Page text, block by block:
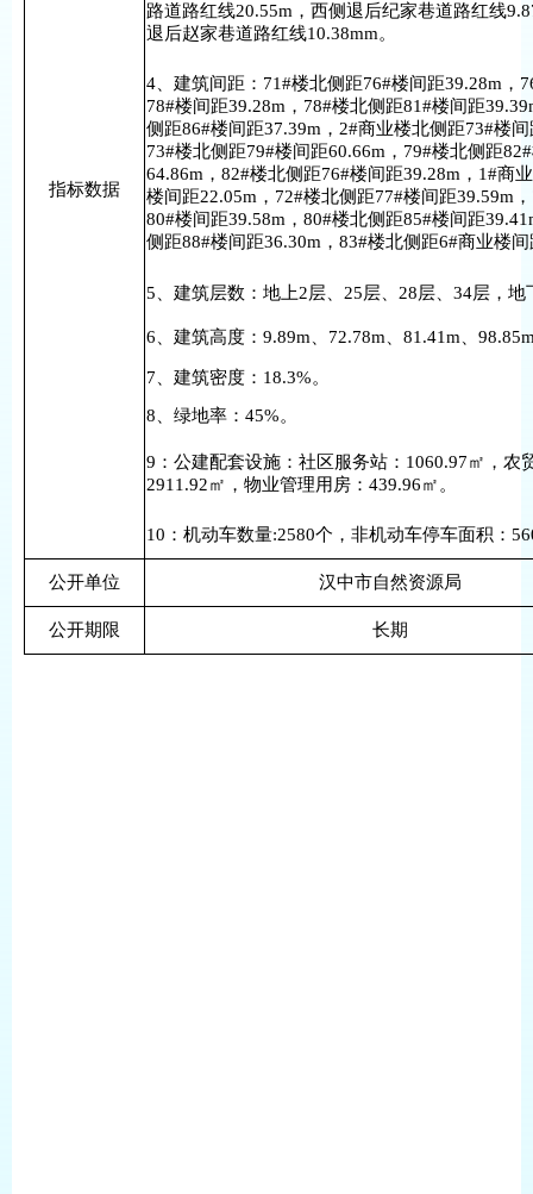
指标数据
路道路红线20.55m，西侧退后纪家巷道路红线
退后赵家巷道路红线10.38mm。
4、建筑间距：71#楼北侧距76#楼间距39.28m，
78#楼间距39.28m，78#楼北侧距81#楼间距
侧距86#楼间距37.39m，2#商业楼北侧距73#楼
73#楼北侧距79#楼间距60.66m，79#楼北侧距
64.86m，82#楼北侧距76#楼间距39.28m，1#商
楼间距22.05m，72#楼北侧距77#楼间距39.59m
80#楼间距39.58m，80#楼北侧距85#楼间距
侧距88#楼间距36.30m，83#楼北侧距6#商业楼
5、建筑层数：地上2层、25层、28层、34层，地
6、建筑高度：9.89m、72.78m、81.41m、
7、建筑密度：18.3%。
8、绿地率：45%。
9：公建配套设施：社区服务站：1060.97㎡，农
2911.92㎡，物业管理用房：439.96㎡。
10：机动车数量:2580个，非机动车停车面积：
公开单位 汉中市自然资源局
公开期限 长期